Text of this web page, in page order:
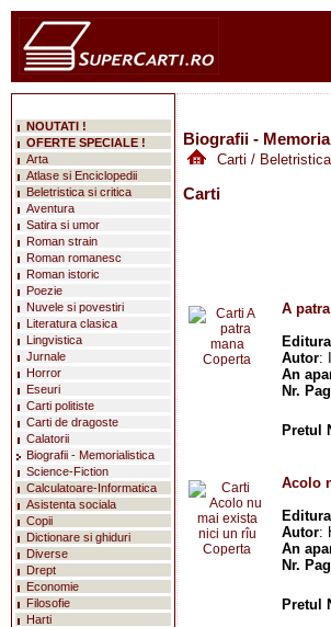
Biografii -
Carti /
Carti
A
Editura
Autor:
An
Nr.
Pretul
Acolo
Editura
Autor:
An
Nr.
Pretul
NOUTATI !
OFERTE SPECIALE !
Arta
Atlase si Enciclopedii
Beletristica si critica
Aventura
Satira si umor
Roman strain
Roman romanesc
Roman istoric
Poezie
Nuvele si povestiri
Literatura clasica
Lingvistica
Jurnale
Horror
Eseuri
Carti politiste
Carti de dragoste
Calatorii
Biografii - Memorialistica
Science-Fiction
Calculatoare-Informatica
Asistenta sociala
Copii
Dictionare si ghiduri
Diverse
Drept
Economie
Filosofie
Harti